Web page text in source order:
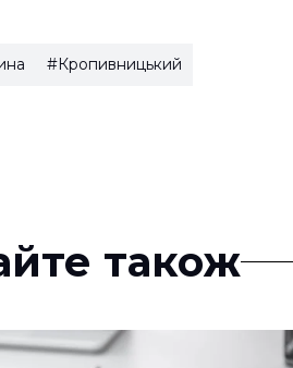
#Кропивницький
також